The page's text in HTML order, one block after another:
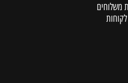
משלוחים